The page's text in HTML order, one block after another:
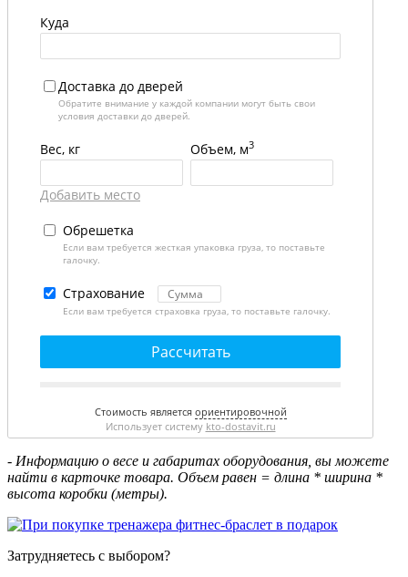
Куда
Доставка до дверей
Обратите внимание у каждой компании могут быть свои
условия доставки до дверей.
Вес, кг Объем, м3
Добавить место
Обрешетка
Если вам требуется жесткая упаковка груза, то поставьте
галочку.
Страхование
Если вам требуется страховка груза, то поставьте галочку.
Рассчитать
Стоимость является ориентировочной
Использует систему kto-dostavit.ru
- Информацию о весе и габаритах оборудования, вы можете
найти в карточке товара. Объем равен = длина * ширина *
высота коробки (метры).
Затрудняетесь с выбором?